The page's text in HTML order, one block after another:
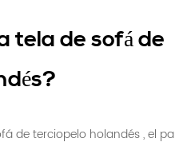
tela de sofá de
de terciopelo holandés, el pa